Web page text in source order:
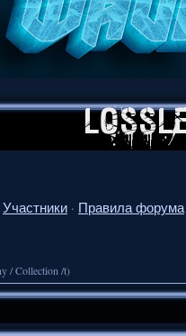
Участники · Правила форума
/ Collection /t)